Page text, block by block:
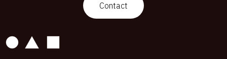
Contact